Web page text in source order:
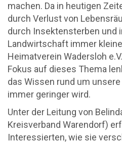
machen. Da in heutigen
durch Verlust von
durch Insektensterben und
Landwirtschaft immer
Heimatverein Wadersloh
Fokus auf dieses Thema
das Wissen rund um
immer geringer wird.
Unter der Leitung von
Kreisverband Warendorf)
Interessierten, wie sie